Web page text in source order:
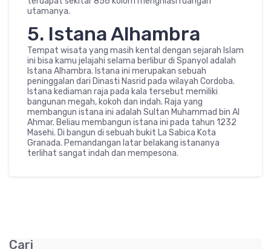
utamanya.
5. Istana Alhambra
Tempat wisata yang masih kental dengan sejarah Islam
ini bisa kamu jelajahi selama berlibur di Spanyol adalah
Istana Alhambra. Istana ini merupakan sebuah
peninggalan dari Dinasti Nasrid pada wilayah Cordoba.
Istana kediaman raja pada kala tersebut memiliki
bangunan megah, kokoh dan indah. Raja yang
membangun istana ini adalah Sultan Muhammad bin Al
Ahmar. Beliau membangun istana ini pada tahun 1232
Masehi. Di bangun di sebuah bukit La Sabica Kota
Granada. Pemandangan latar belakang istananya
terlihat sangat indah dan mempesona.
Cari